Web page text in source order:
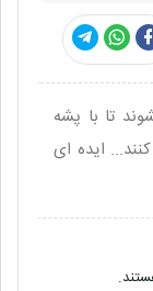
تا با پشه
ایده ای